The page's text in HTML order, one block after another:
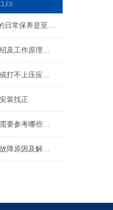
ZJY压滤机入料泵的日常保养是至关重要的
压滤机入料泵的介绍及工作原理说明
压滤机泵压力不足或打不上压应从哪几个方面找原因
装找正
压滤机入料泵选型需要参考哪些参数
压滤机入料泵常见故障原因及解决方法说明